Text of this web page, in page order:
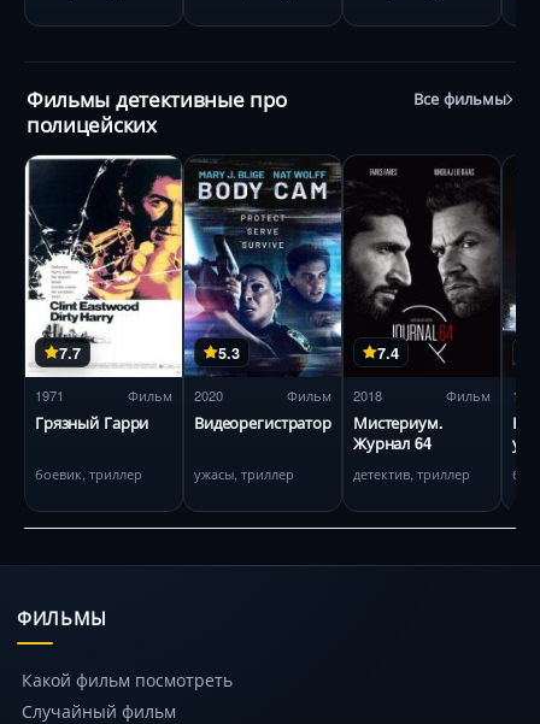
Фильмы детективные про
полицейских
Все фильмы
7.7
1971 Фильм
Грязный Гарри
боевик, триллер
5.3
2020 Фильм
Видеорегистратор
ужасы, триллер
7.4
2018 Фильм
Мистериум.
Журнал 64
детектив, триллер
1993
На
ФИЛЬМЫ
Какой фильм посмотреть
Случайный фильм